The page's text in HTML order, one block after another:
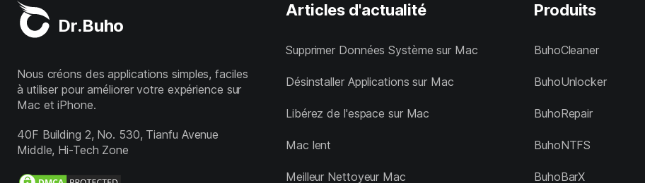
Dr.Buho
Nous créons des applications simples, faciles
à utiliser pour améliorer votre expérience sur
Mac et iPhone.
40F Building 2, No. 530, Tianfu Avenue
Middle, Hi-Tech Zone
Articles d'actualité
Supprimer Données Système sur Mac
Désinstaller Applications sur Mac
Libérez de l'espace sur Mac
Mac lent
Meilleur Nettoyeur Mac
Produits
BuhoCleaner
BuhoUnlocker
BuhoRepair
BuhoNTFS
BuhoBarX